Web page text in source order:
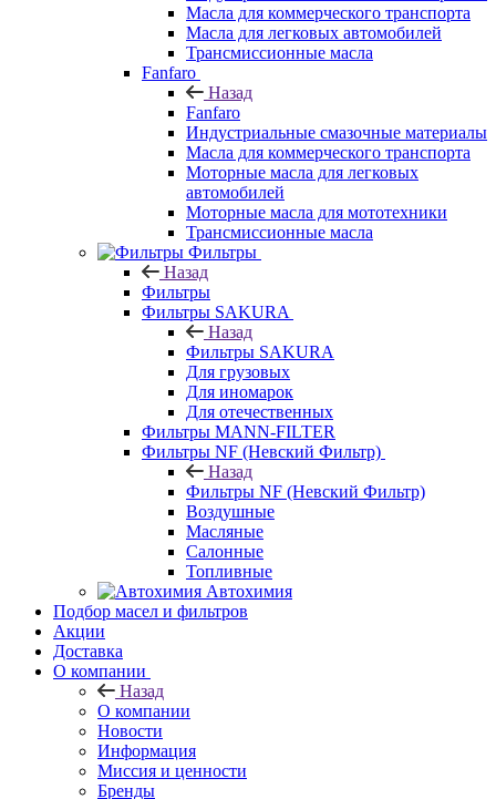
Масла для коммерческого транспорта
Масла для легковых автомобилей
Трансмиссионные масла
Fanfaro
Назад
Fanfaro
Индустриальные смазочные материалы
Масла для коммерческого транспорта
Моторные масла для легковых
автомобилей
Моторные масла для мототехники
Трансмиссионные масла
Фильтры
Назад
Фильтры
Фильтры SAKURA
Назад
Фильтры SAKURA
Для грузовых
Для иномарок
Для отечественных
Фильтры MANN-FILTER
Фильтры NF (Невский Фильтр)
Назад
Фильтры NF (Невский Фильтр)
Воздушные
Масляные
Салонные
Топливные
Автохимия
Подбор масел и фильтров
Акции
Доставка
О компании
Назад
О компании
Новости
Информация
Миссия и ценности
Бренды